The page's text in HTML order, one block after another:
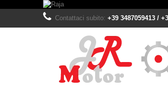
Contattaci subito: +39 3487059413 /